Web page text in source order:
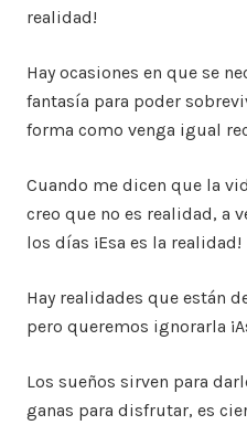
realidad!
Hay ocasiones en que se
fantasía para poder
forma como venga igual
Cuando me dicen que la
creo que no es realidad, a
los días ¡Esa es la realidad!
Hay realidades que están
pero queremos ignorarla
Los sueños sirven para
ganas para disfrutar, es